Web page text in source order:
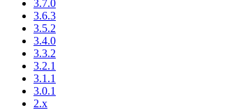
3.7.0
3.6.3
3.5.2
3.4.0
3.3.2
3.2.1
3.1.1
3.0.1
2.x